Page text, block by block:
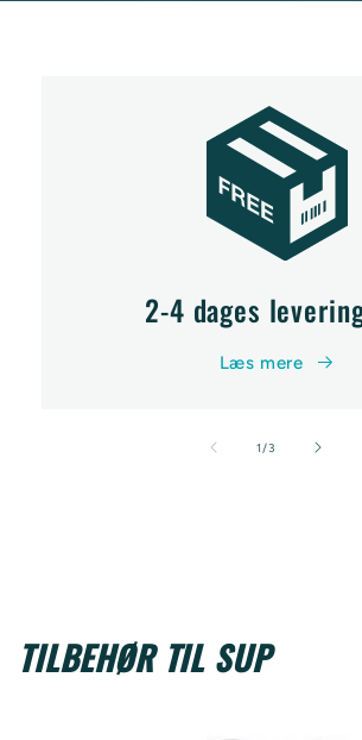
2-4 dages
Læs mere
1 /af3
TILBEHØR TIL SUP